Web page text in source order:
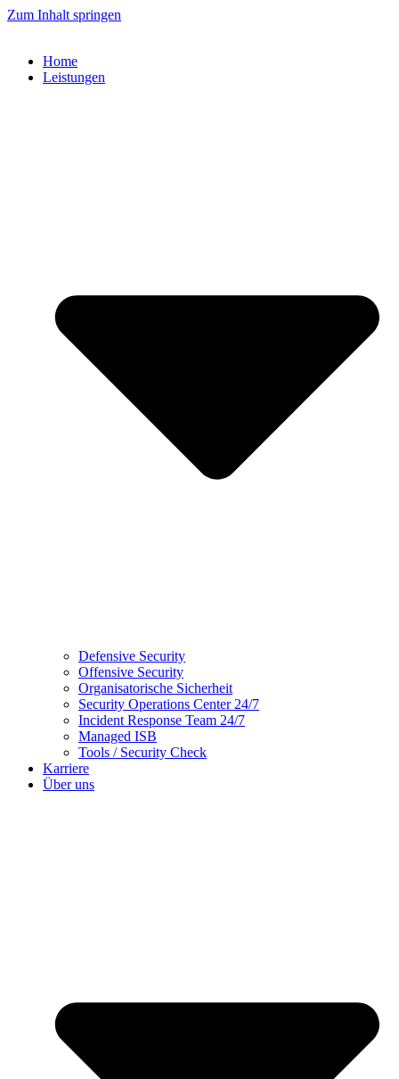
Zum Inhalt springen
Home
Leistungen
Defensive Security
Offensive Security
Organisatorische Sicherheit
Security Operations Center 24/7
Incident Response Team 24/7
Managed ISB
Tools / Security Check
Karriere
Über uns